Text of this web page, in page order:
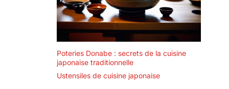
Poteries Donabe : secrets de la cuisine
japonaise traditionnelle
Ustensiles de cuisine japonaise